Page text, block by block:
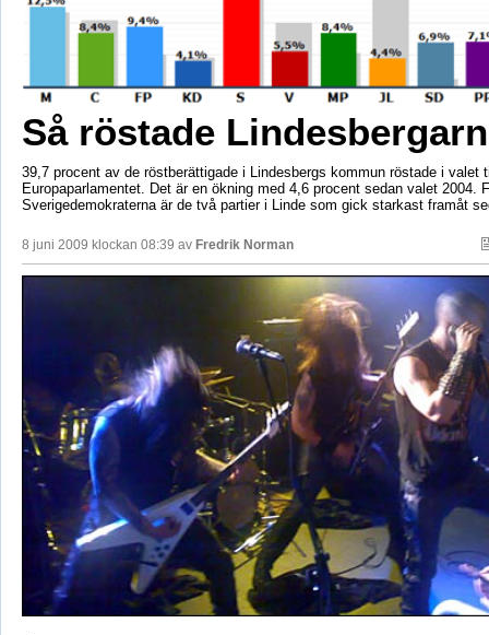
Så röstade
39,7 procent av de röstberättigade i Lindesbergs kommun röstade i valet
Europaparlamentet. Det är en ökning med 4,6 procent sedan valet 2004.
Sverigedemokraterna är de två partier i Linde som gick starkast framåt
8 juni 2009 klockan 08:39 av Fredrik Norman